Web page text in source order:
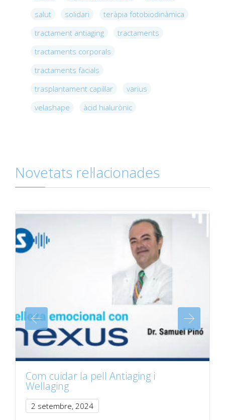
salut
solidari
teràpia fotobiodinàmica
tractament antiaging
tractaments
tractaments corporals
tractaments facials
trasplantament capil·lar
varius
velashape
àcid hialurònic
Novetats rel·lacionades
Com cuidar la pell Antiaging i
Wellaging
2 setembre, 2024